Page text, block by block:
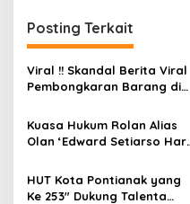
a
s
i
o
Posting Terkait
Viral !! Skandal Berita Viral
Pembongkaran Barang di
Sampai Saat ini Jadi
Sorotan Publik
Kuasa Hukum Rolan Alias
Olan ‘Edward Setiarso Hari
Terkait Penyidikan di
Polresta Pontianak
HUT Kota Pontianak yang
Ke 253″ Dukung Talenta